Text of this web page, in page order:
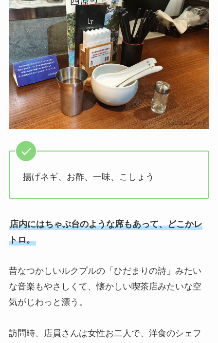
揚げネギ、お酢、一味、こしょう
店内にはちゃぶ台のような席もあって、どこかレ
トロ。
昔なつかしいルクプルの「ひだまりの詩」みたい
な音楽もやさしくて、懐かしい喫茶店みたいな空
気がじわっと漂う。
訪問時、店員さんは女性お二人で、洋食のシェフ